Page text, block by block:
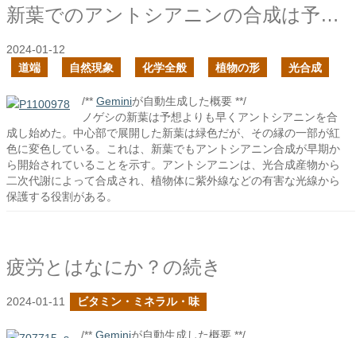
新葉でのアントシアニンの合成は予想よりも早かった
2024-01-12
道端
自然現象 化学全般 植物の形 光合成
/** Geminiが自動生成した概要 **/
ノゲシの新葉は予想よりも早くアントシアニンを合
成し始めた。中心部で展開した新葉は緑色だが、その縁の一部が紅
色に変色している。これは、新葉でもアントシアニン合成が早期か
ら開始されていることを示す。アントシアニンは、光合成産物から
二次代謝によって合成され、植物体に紫外線などの有害な光線から
保護する役割がある。
疲労とはなにか？の続き
2024-01-11 ビタミン・ミネラル・味
/** Geminiが自動生成した概要 **/